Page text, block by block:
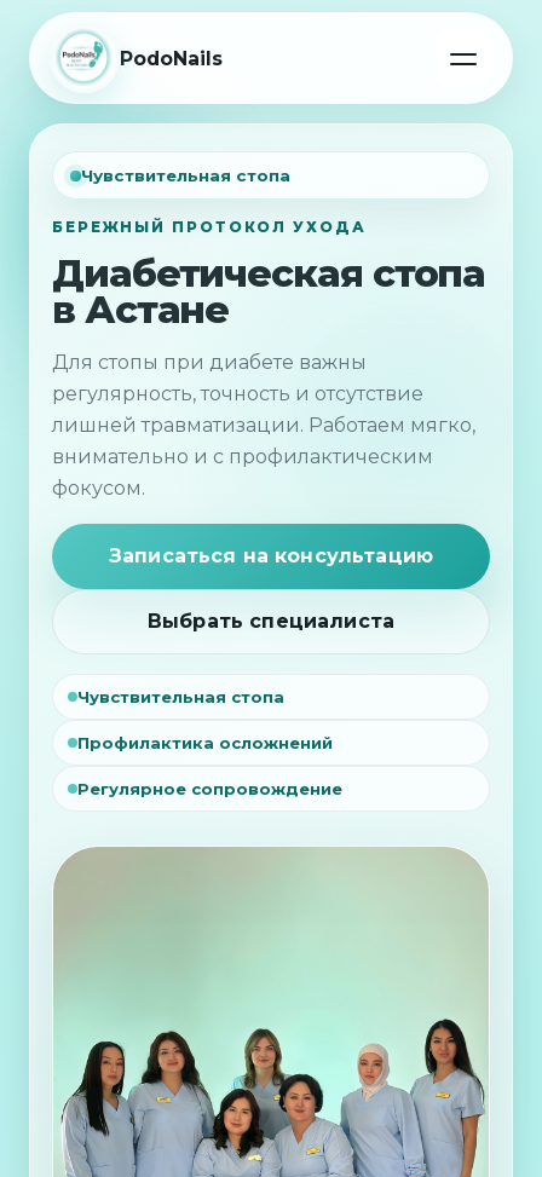
PodoNails
Чувствительная стопа
БЕРЕЖНЫЙ ПРОТОКОЛ УХОДА
Диабетическая стопа
в Астане
Для стопы при диабете важны
регулярность, точность и отсутствие
лишней травматизации. Работаем мягко,
внимательно и с профилактическим
фокусом.
Записаться на консультацию
Выбрать специалиста
Чувствительная стопа
Профилактика осложнений
Регулярное сопровождение